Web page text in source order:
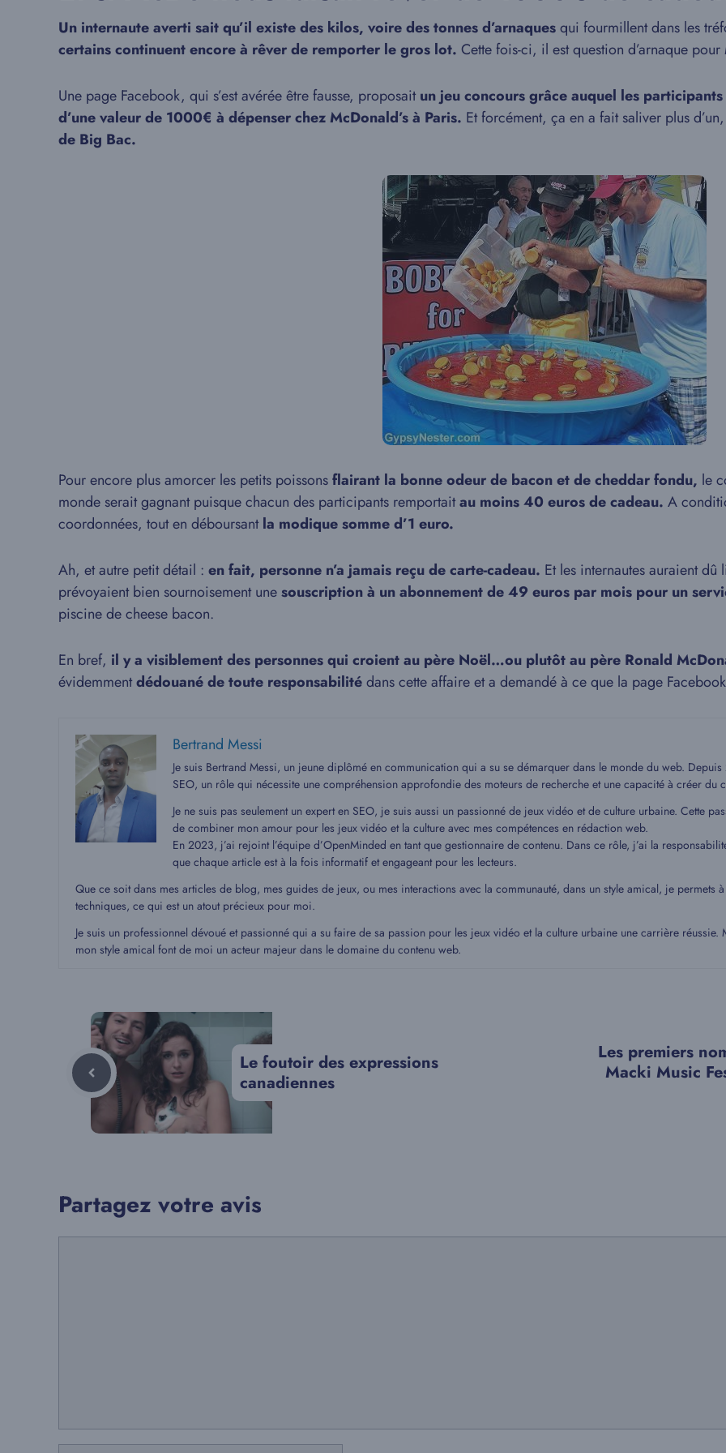
Un internaute averti sait qu’il existe des kilos, voire des tonnes d’arnaquesqui fourmillent dans les
certains continuent encore à rêver de remporter le gros lot. Cette fois-ci, il est question d’arnaque pour
Une page Facebook, qui s’est avérée être fausse, proposaitun jeu concours grâce auquel les
d’une valeur de 1000€ à dépenser chez McDonald’s à Paris. Et forcément, ça en a fait saliver plus
de Big Bac.
Pour encore plus amorcer les petits poissonsflairant la bonne odeur de bacon et de cheddar fondu, le
monde serait gagnant puisque chacun des participants remportaitau moins 40 euros de cadeau. A
coordonnées, tout en déboursantla modique somme d’1 euro.
Ah, et autre petit détail : en fait, personne n’a jamais reçu de carte-cadeau. Et les internautes auraient
prévoyaient bien sournoisement unesouscription à un abonnement de 49 euros par mois pour un
piscine de cheese bacon.
En bref, il y a visiblement des personnes qui croient au père Noël…ou plutôt au père Ronald
évidemmentdédouané de toute responsabilitédans cette affaire et a demandé à ce que la page
Bertrand Messi
Je suis Bertrand Messi, un jeune diplômé en communication qui a su se démarquer dans le monde du web.
SEO, un rôle qui nécessite une compréhension approfondie des moteurs de recherche et une capacité à créer du
Je ne suis pas seulement un expert en SEO, je suis aussi un passionné de jeux vidéo et de culture urbaine. Cette
de combiner mon amour pour les jeux vidéo et la culture avec mes compétences en rédaction web.
En 2023, j’ai rejoint l’équipe d’OpenMinded en tant que gestionnaire de contenu. Dans ce rôle, j’ai la
que chaque article est à la fois informatif et engageant pour les lecteurs.
Que ce soit dans mes articles de blog, mes guides de jeux, ou mes interactions avec la communauté, dans un style amical, je permets
techniques, ce qui est un atout précieux pour moi.
Je suis un professionnel dévoué et passionné qui a su faire de sa passion pour les jeux vidéo et la culture urbaine une carrière
mon style amical font de moi un acteur majeur dans le domaine du contenu web.
Le foutoir des expressions
canadiennes
Les premiers
Macki Music
Partagez votre avis